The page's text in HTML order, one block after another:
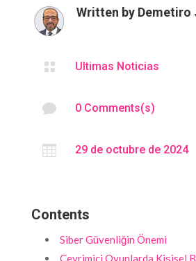
Written by Demetiro
 Ultimas Noticias
 0 Comments(s)
 29 de octubre de 2024
Contents
Siber Güvenliğin Önemi
Çevrimiçi Oyunlarda Kişisel